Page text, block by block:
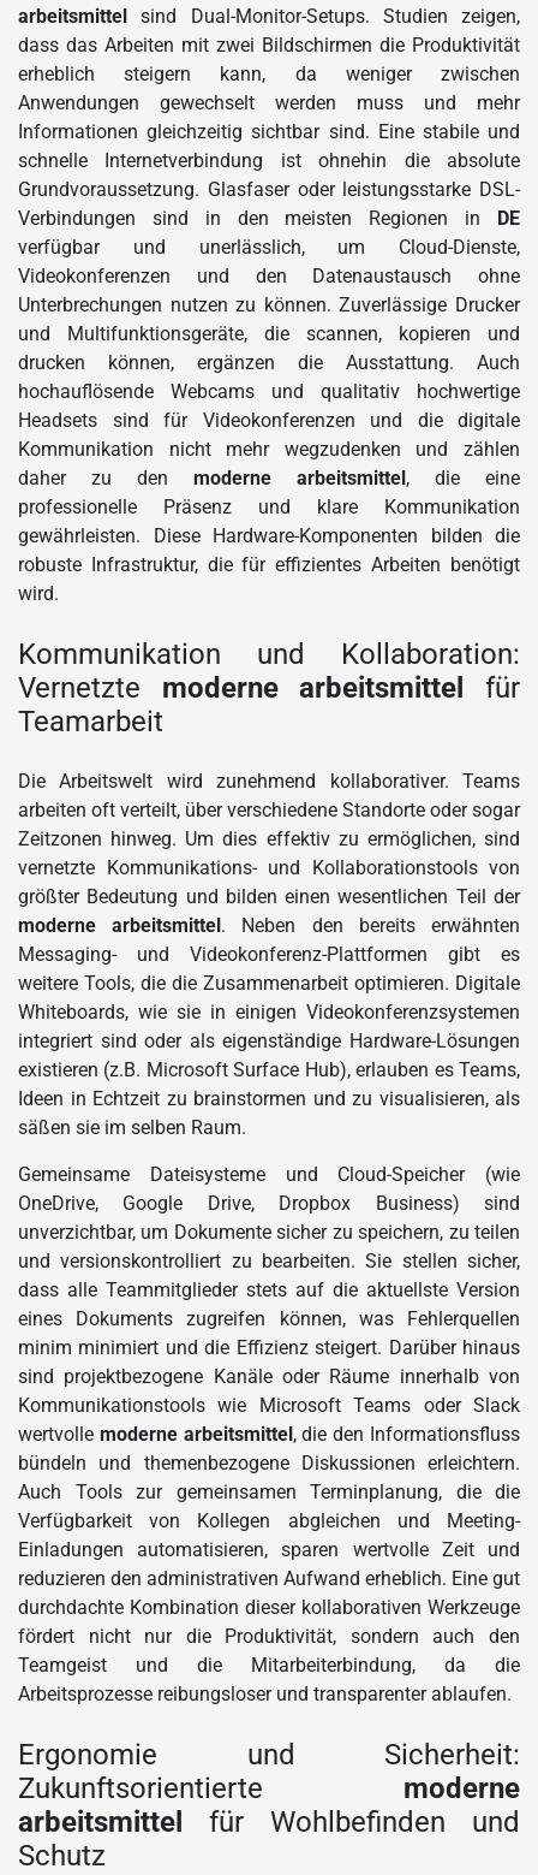
arbeitsmittel
sind Dual-Monitor-Setups. Studien zeigen,
dass das Arbeiten mit zwei Bildschirmen die Produktivität
erheblich steigern kann, da weniger zwischen
Anwendungen gewechselt werden muss und mehr
Informationen gleichzeitig sichtbar sind. Eine stabile und
schnelle Internetverbindung ist ohnehin die absolute
Grundvoraussetzung. Glasfaser oder leistungsstarke DSL-
Verbindungen sind in den meisten Regionen in
DE
verfügbar und unerlässlich, um Cloud-Dienste,
Videokonferenzen und den Datenaustausch ohne
Unterbrechungen nutzen zu können. Zuverlässige Drucker
und Multifunktionsgeräte, die scannen, kopieren und
drucken können, ergänzen die Ausstattung. Auch
hochauflösende Webcams und qualitativ hochwertige
Headsets sind für Videokonferenzen und die digitale
Kommunikation nicht mehr wegzudenken und zählen
daher zu den moderne arbeitsmittel , die eine
professionelle Präsenz und klare Kommunikation
gewährleisten. Diese Hardware-Komponenten bilden die
robuste Infrastruktur, die für effizientes Arbeiten benötigt
wird.
Kommunikation und Kollaboration:
Vernetzte moderne arbeitsmittel
für
Teamarbeit
Die Arbeitswelt wird zunehmend kollaborativer. Teams
arbeiten oft verteilt, über verschiedene Standorte oder sogar
Zeitzonen hinweg. Um dies effektiv zu ermöglichen, sind
vernetzte Kommunikations- und Kollaborationstools von
größter Bedeutung und bilden einen wesentlichen Teil der
moderne arbeitsmittel . Neben den bereits erwähnten
Messaging- und Videokonferenz-Plattformen gibt es
weitere Tools, die die Zusammenarbeit optimieren. Digitale
Whiteboards, wie sie in einigen Videokonferenzsystemen
integriert sind oder als eigenständige Hardware-Lösungen
existieren (z.B. Microsoft Surface Hub), erlauben es Teams,
Ideen in Echtzeit zu brainstormen und zu visualisieren, als
säßen sie im selben Raum.
Gemeinsame Dateisysteme und Cloud-Speicher (wie
OneDrive, Google Drive, Dropbox Business) sind
unverzichtbar, um Dokumente sicher zu speichern, zu teilen
und versionskontrolliert zu bearbeiten. Sie stellen sicher,
dass alle Teammitglieder stets auf die aktuellste Version
eines Dokuments zugreifen können, was Fehlerquellen
minim minimiert und die Effizienz steigert. Darüber hinaus
sind projektbezogene Kanäle oder Räume innerhalb von
Kommunikationstools wie Microsoft Teams oder Slack
wertvolle moderne arbeitsmittel , die den Informationsfluss
bündeln und themenbezogene Diskussionen erleichtern.
Auch Tools zur gemeinsamen Terminplanung, die die
Verfügbarkeit von Kollegen abgleichen und Meeting-
Einladungen automatisieren, sparen wertvolle Zeit und
reduzieren den administrativen Aufwand erheblich. Eine gut
durchdachte Kombination dieser kollaborativen Werkzeuge
fördert nicht nur die Produktivität, sondern auch den
Teamgeist und die Mitarbeiterbindung, da die
Arbeitsprozesse reibungsloser und transparenter ablaufen.
Ergonomie und Sicherheit:
Zukunftsorientierte moderne
arbeitsmittel
für Wohlbefinden und
Schutz